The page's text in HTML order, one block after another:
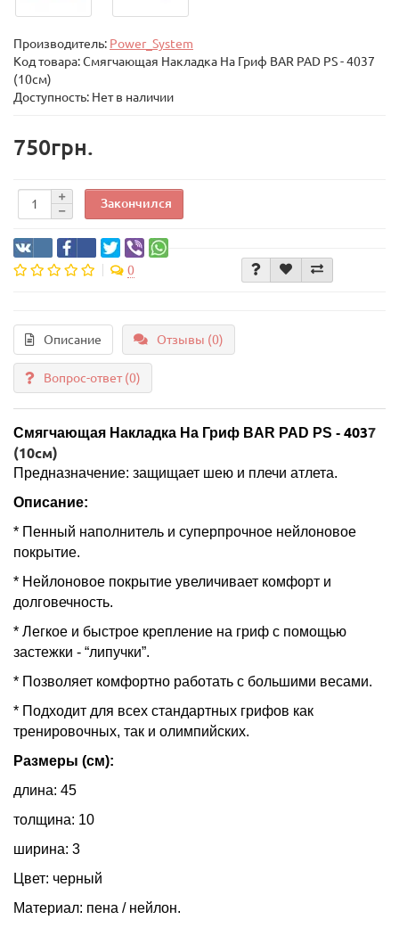
Производитель: Power_System
Код товара:Смягчающая Накладка На Гриф BAR PAD PS - 4037
(10см)
Доступность: Нет в наличии
750грн.
Закончился
0
Описание Отзывы (0)
Вопрос-ответ(0)
Смягчающая Накладка На Гриф BAR PAD PS - 4037
(10см)
Предназначение: защищает шею и плечи атлета.
Описание:
* Пенный наполнитель и суперпрочное нейлоновое
покрытие.
* Нейлоновое покрытие увеличивает комфорт и
долговечность.
* Легкое и быстрое крепление на гриф с помощью
застежки - “липучки”.
* Позволяет комфортно работать с большими весами.
* Подходит для всех стандартных грифов как
тренировочных, так и олимпийских.
Размеры (см):
длина: 45
толщина: 10
ширина: 3
Цвет: черный
Материал: пена / нейлон.